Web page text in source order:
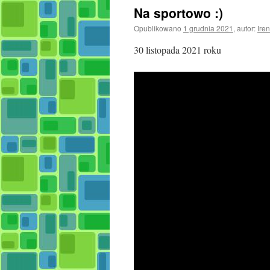
Na sportowo :)
Opublikowano 1 grudnia 2021 , autor:
30 listopada 2021 roku